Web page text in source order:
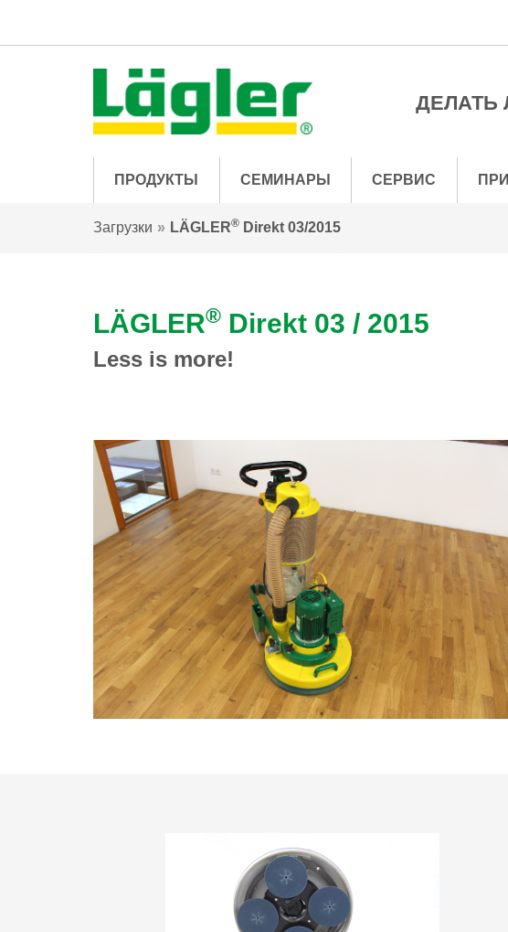
ДЕЛАТЬ
ПРОДУКТЫ СЕМИНАРЫ СЕРВИС
Загрузки LÄGLER® Direkt 03/2015
LÄGLER® Direkt 03 / 2015
Less is more!